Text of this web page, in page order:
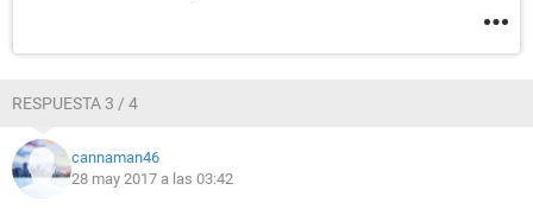
RESPUESTA 3 / 4
cannaman46
28 may 2017 a las 03:42